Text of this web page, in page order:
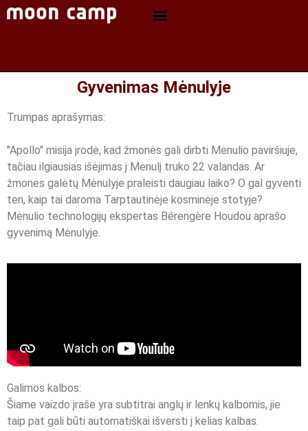
Gyvenimas Mėnulyje
Trumpas aprašymas:
"Apollo" misija įrodė, kad žmonės gali dirbti Mėnulio paviršiuje,
tačiau ilgiausias išėjimas į Mėnulį truko 22 valandas. Ar
žmonės galėtų Mėnulyje praleisti daugiau laiko? O gal gyventi
ten, kaip tai daroma Tarptautinėje kosminėje stotyje?
Mėnulio technologijų ekspertas Bérengère Houdou aprašo
gyvenimą Mėnulyje.
Galimos kalbos:
Šiame vaizdo įraše yra subtitrai anglų ir lenkų kalbomis, jie
taip pat gali būti automatiškai išversti į kelias kalbas.